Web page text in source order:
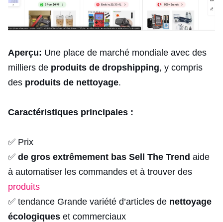
Aperçu: Une place de marché mondiale avec des
milliers de produits de dropshipping, y compris
des produits de nettoyage.
Caractéristiques principales :
✅ Prix
✅ de gros extrêmement bas Sell The Trend aide
à automatiser les commandes et à trouver des
produits
✅ tendance Grande variété d’articles de nettoyage
écologiques et commerciaux